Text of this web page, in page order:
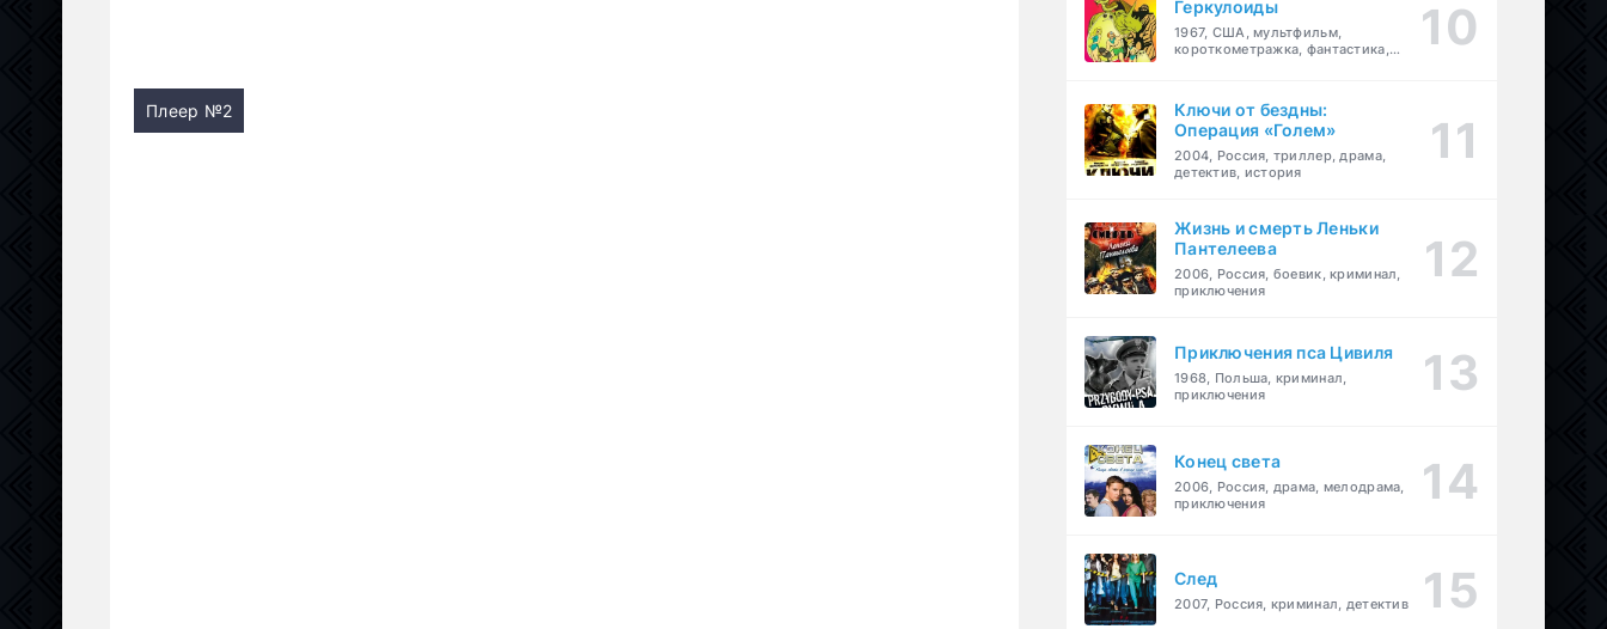
Плеер №2
Геркулоиды
1967, США, мультфильм,
короткометражка, фантастика,
Ключи от бездны:
Операция «Голем»
2004, Россия, триллер, драма,
детектив, история
Жизнь и смерть Леньки
Пантелеева
2006, Россия, боевик, криминал,
приключения
Приключения пса Цивиля
1968, Польша, криминал,
приключения
Конец света
2006, Россия, драма, мелодрама,
приключения
След
2007, Россия, криминал, детектив